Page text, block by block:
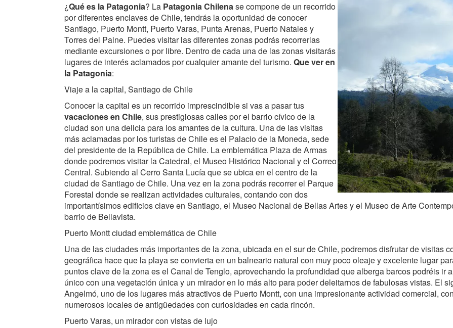
¿Qué es la Patagonia? La Patagonia Chilenase compone de un recorrido
por diferentes enclaves de Chile, tendrás la oportunidad de conocer
Santiago, Puerto Montt, Puerto Varas, Punta Arenas, Puerto Natales y
Torres del Paine. Puedes visitar las diferentes zonas podrás recorrerlas
mediante excursiones o por libre. Dentro de cada una de las zonas visitarás
lugares de interés aclamados por cualquier amante del turismo. Que ver en
la Patagonia:
Viaje a la capital, Santiago de Chile
Conocer la capital es un recorrido imprescindible si vas a pasar tus
vacaciones en Chile, sus prestigiosas calles por el barrio cívico de la
ciudad son una delicia para los amantes de la cultura. Una de las visitas
más aclamadas por los turistas de Chile es el Palacio de la Moneda, sede
del presidente de la República de Chile. La emblemática Plaza de Armas
donde podremos visitar la Catedral, el Museo Histórico Nacional y el Correo
Central. Subiendo al Cerro Santa Lucía que se ubica en el centro de la
ciudad de Santiago de Chile. Una vez en la zona podrás recorrer el Parque
Forestal donde se realizan actividades culturales, contando con dos
importantísimos edificios clave en Santiago, el Museo Nacional de Bellas Artes y el Museo de Arte
barrio de Bellavista.
Puerto Montt ciudad emblemática de Chile
Una de las ciudades más importantes de la zona, ubicada en el sur de Chile, podremos disfrutar de visitas
geográfica hace que la playa se convierta en un balneario natural con muy poco oleaje y excelente lugar
puntos clave de la zona es el Canal de Tenglo, aprovechando la profundidad que alberga barcos podréis ir
único con una vegetación única y un mirador en lo más alto para poder deleitarnos de fabulosas vistas. El
Angelmó, uno de los lugares más atractivos de Puerto Montt, con una impresionante actividad comercial,
numerosos locales de antigüedades con curiosidades en cada rincón.
Puerto Varas, un mirador con vistas de lujo